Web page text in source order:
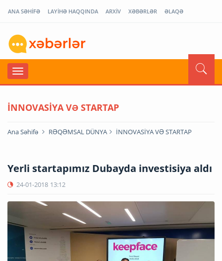
ANA SƏHİFƏ LAYİHƏ HAQQINDA ARXİV XƏBƏRLƏR ƏLAQƏ
İNNOVASİYA VƏ STARTAP
Ana Səhifə RƏQƏMSAL DÜNYA İNNOVASİYA VƏ STARTAP
Yerli startapımız Dubayda investisiya aldı
24-01-2018 13:12